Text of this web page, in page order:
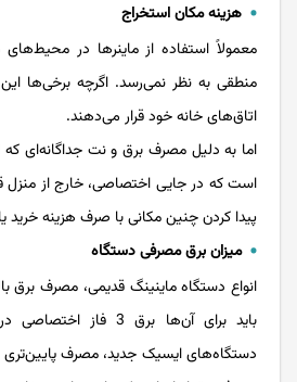
هزینه مکان استخراج
معمولاً استفاده از ماینرها در
منطقی به نظر نمی‌رسد. اگرچه برخی‌ها این
اتاق‌های خانه خود قرار می‌دهند.
اما به دلیل مصرف برق و نت جداگانه‌ای که
است که در جایی اختصاصی، خارج از منزل
پیدا کردن چنین مکانی با صرف هزینه خرید
میزان برق مصرفی دستگاه
انواع دستگاه‌ ماینینگ قدیمی، مصرف برق
باید برای آن‌ها برق 3
دستگاه‌های ایسیک جدید، مصرف پایین‌تری